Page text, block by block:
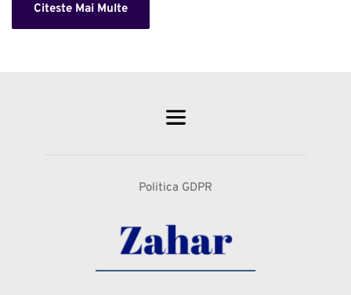
Citeste Mai Multe
Politica GDPR